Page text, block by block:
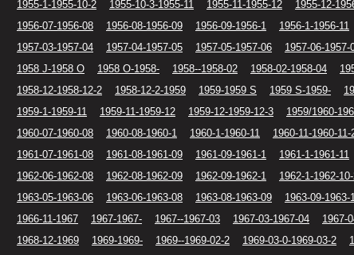
1955-1-1955-10-2
1955-10-3-1955-11 1955-11-1955-12 1955-12-
1956-07-1956-08
1956-08-1956-09 1956-09-1956-1 1956-1-1956-11
1957-03-1957-04
1957-04-1957-05 1957-05-1957-06 1957-06-1957-
1958 J-1958 O
1958 O-1958- 1958--1958-02 1958-02-1958-04
1958-12-1958-12-2
1958-12-2-1959 1959-1959 S 1959 S-1959-
1959-1-1959-11
1959-11-1959-12 1959-12-1959-12-3 1959/1960-196
1960-07-1960-08
1960-08-1960-1 1960-1-1960-11 1960-11-1960-11-
1961-07-1961-08
1961-08-1961-09 1961-09-1961-1 1961-1-1961-11
1962-06-1962-08
1962-08-1962-09 1962-09-1962-1 1962-1-1962-
1963-05-1963-06
1963-06-1963-08 1963-08-1963-09 1963-09-1963-
1966-11-1967
1967-1967- 1967--1967-03 1967-03-1967-04 1967-
1968-12-1969
1969-1969- 1969--1969-02-2 1969-03-0-1969-03-2